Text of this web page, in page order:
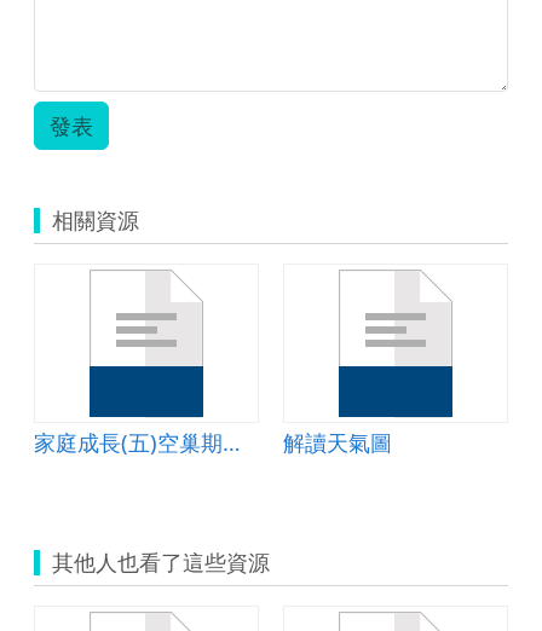
發表
相關資源
家庭成長(五)空巢期與老年父母篇教案 解讀天氣圖
其他人也看了這些資源